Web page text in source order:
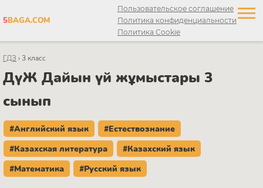
5BAGA.COM
Пользовательское соглашение
Политика конфиденциальности
Политика Cookie
ГДЗ › 3 класс
ДүЖ Дайын үй жұмыстары 3
сынып
#Английский язык
#Естествознание
#Казахская литература
#Казахский язык
#Математика
#Русский язык